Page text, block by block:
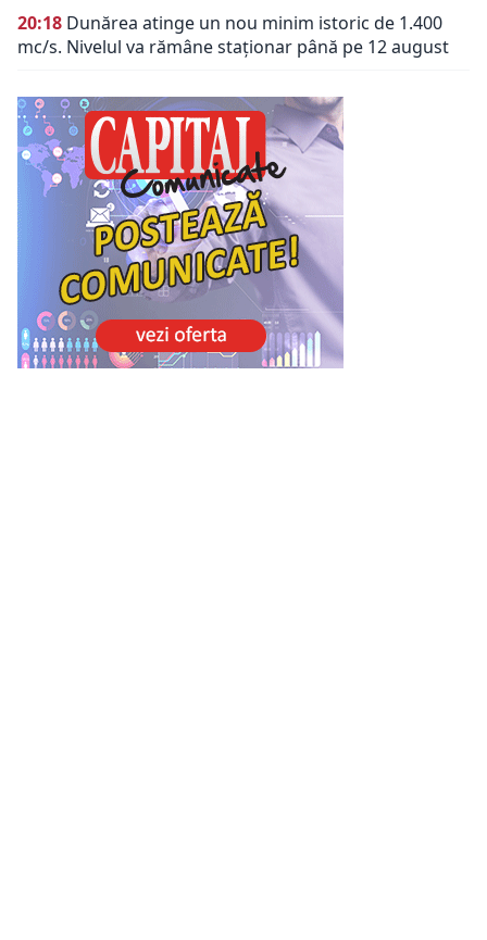
20:18 Dunărea atinge un nou minim istoric de 1.400
mc/s. Nivelul va rămâne staționar până pe 12 august